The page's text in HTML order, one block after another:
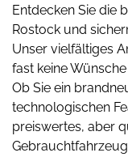
Entdecken Sie die
Rostock und
Unser vielfältiges
fast keine
Ob Sie ein
technologischen
preiswertes, aber